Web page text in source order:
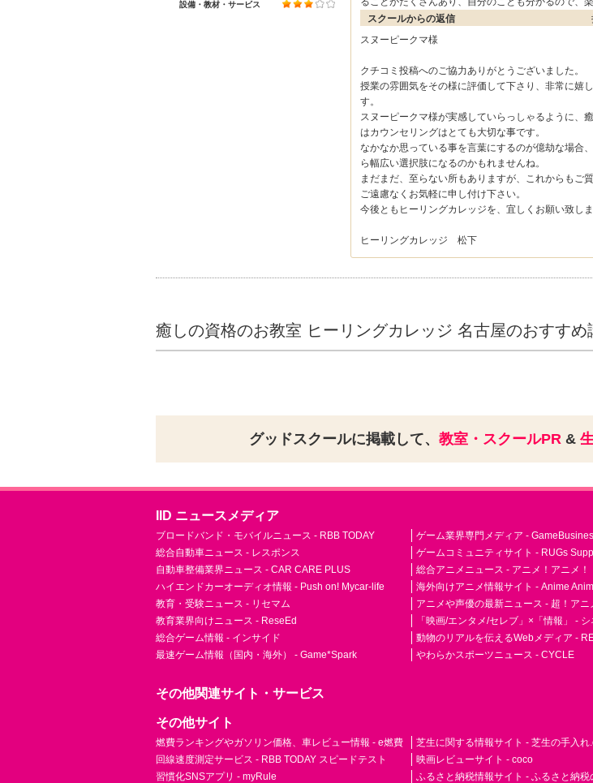
設備・教材・サービス
スクールからの返信
スヌーピークマ様
クチコミ投稿へのご協力ありがとうございました。
授業の雰囲気をその様に評価して下さり、非常に嬉
す。
スヌーピークマ様が実感していらっしゃるように、
はカウンセリングはとても大切な事です。
なかなか思っている事を言葉にするのが億劫な場合
ら幅広い選択肢になるのかもれませんね。
まだまだ、至らない所もありますが、これからもご
ご遠慮なくお気軽に申し付け下さい。
今後ともヒーリングカレッジを、宜しくお願い致しま
ヒーリングカレッジ 松下
癒しの資格のお教室 ヒーリングカレッジ 名古屋のおすすめ
グッドスクールに掲載して、 教室・スクールPR&
IID ニュースメディア
ブロードバンド・モバイルニュース - RBB TODAY
総合自動車ニュース - レスポンス
自動車整備業界ニュース - CAR CARE PLUS
ハイエンドカーオーディオ情報 - Push on! Mycar-life
教育・受験ニュース - リセマム
教育業界向けニュース - ReseEd
総合ゲーム情報 - インサイド
最速ゲーム情報（国内・海外） - Game*Spark
ゲーム業界専門メディア -
ゲームコミュニティサイト - RUGs
総合アニメニュース - アニメ！アニメ！
海外向けアニメ情報サイト - Anime
アニメや声優の最新ニュース - 超！アニ
「映画/エンタメ/セレブ」×「情報」 -
動物のリアルを伝えるWebメディア -
やわらかスポーツニュース - CYCLE
その他関連サイト・サービス
その他サイト
燃費ランキングやガソリン価格、車レビュー情報 - e燃費
回線速度測定サービス - RBB TODAY スピードテスト
習慣化SNSアプリ - myRule
芝生に関する情報サイト - 芝生の手入れ
映画レビューサイト - coco
ふるさと納税情報サイト - ふるさと納税